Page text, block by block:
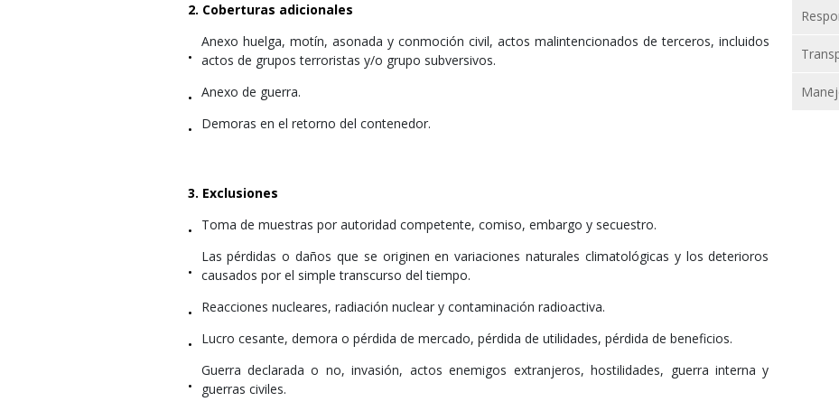
2. Coberturas adicionales
•
Anexo huelga, motín, asonada y conmoción civil, actos malintencionados de terceros, incluidos
actos de grupos terroristas y/o grupo subversivos.
• Anexo de guerra.
• Demoras en el retorno del contenedor.
3. Exclusiones
• Toma de muestras por autoridad competente, comiso, embargo y secuestro.
•
Las pérdidas o daños que se originen en variaciones naturales climatológicas y los deterioros
causados por el simple transcurso del tiempo.
• Reacciones nucleares, radiación nuclear y contaminación radioactiva.
• Lucro cesante, demora o pérdida de mercado, pérdida de utilidades, pérdida de beneficios.
•
Guerra declarada o no, invasión, actos enemigos extranjeros, hostilidades, guerra interna y
guerras civiles.